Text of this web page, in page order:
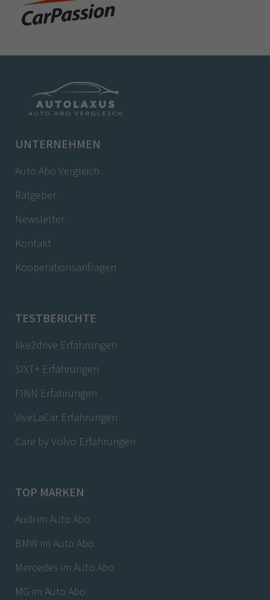
UNTERNEHMEN
Auto Abo Vergleich
Ratgeber
Newsletter
Kontakt
Kooperationsanfragen
TESTBERICHTE
like2drive Erfahrungen
SIXT+ Erfahrungen
FINN Erfahrungen
ViveLaCar Erfahrungen
Care by Volvo Erfahrungen
TOP MARKEN
Audi im Auto Abo
BMW im Auto Abo
Mercedes im Auto Abo
MG im Auto Abo